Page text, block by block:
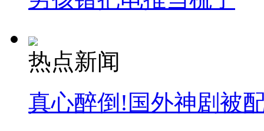
热点新闻
真心醉倒!国外神剧被